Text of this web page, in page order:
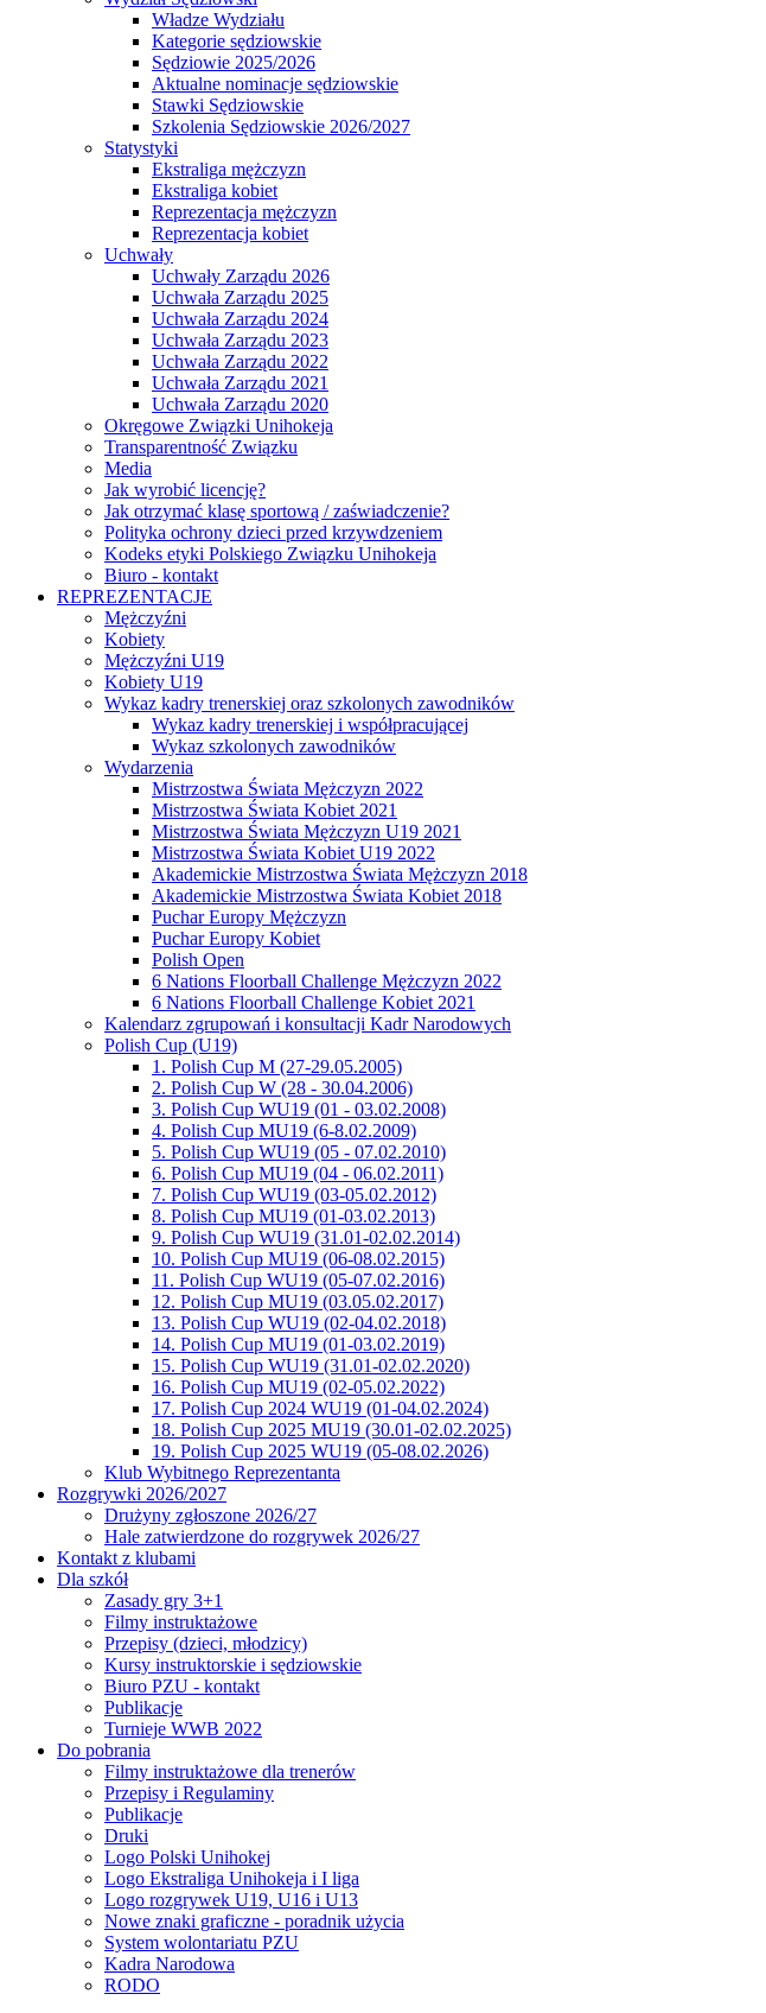
Władze Wydziału
Kategorie sędziowskie
Sędziowie 2025/2026
Aktualne nominacje sędziowskie
Stawki Sędziowskie
Szkolenia Sędziowskie 2026/2027
Statystyki
Ekstraliga mężczyzn
Ekstraliga kobiet
Reprezentacja mężczyzn
Reprezentacja kobiet
Uchwały
Uchwały Zarządu 2026
Uchwała Zarządu 2025
Uchwała Zarządu 2024
Uchwała Zarządu 2023
Uchwała Zarządu 2022
Uchwała Zarządu 2021
Uchwała Zarządu 2020
Okręgowe Związki Unihokeja
Transparentność Związku
Media
Jak wyrobić licencję?
Jak otrzymać klasę sportową / zaświadczenie?
Polityka ochrony dzieci przed krzywdzeniem
Kodeks etyki Polskiego Związku Unihokeja
Biuro - kontakt
REPREZENTACJE
Mężczyźni
Kobiety
Mężczyźni U19
Kobiety U19
Wykaz kadry trenerskiej oraz szkolonych zawodników
Wykaz kadry trenerskiej i współpracującej
Wykaz szkolonych zawodników
Wydarzenia
Mistrzostwa Świata Mężczyzn 2022
Mistrzostwa Świata Kobiet 2021
Mistrzostwa Świata Mężczyzn U19 2021
Mistrzostwa Świata Kobiet U19 2022
Akademickie Mistrzostwa Świata Mężczyzn 2018
Akademickie Mistrzostwa Świata Kobiet 2018
Puchar Europy Mężczyzn
Puchar Europy Kobiet
Polish Open
6 Nations Floorball Challenge Mężczyzn 2022
6 Nations Floorball Challenge Kobiet 2021
Kalendarz zgrupowań i konsultacji Kadr Narodowych
Polish Cup (U19)
1. Polish Cup M (27-29.05.2005)
2. Polish Cup W (28 - 30.04.2006)
3. Polish Cup WU19 (01 - 03.02.2008)
4. Polish Cup MU19 (6-8.02.2009)
5. Polish Cup WU19 (05 - 07.02.2010)
6. Polish Cup MU19 (04 - 06.02.2011)
7. Polish Cup WU19 (03-05.02.2012)
8. Polish Cup MU19 (01-03.02.2013)
9. Polish Cup WU19 (31.01-02.02.2014)
10. Polish Cup MU19 (06-08.02.2015)
11. Polish Cup WU19 (05-07.02.2016)
12. Polish Cup MU19 (03.05.02.2017)
13. Polish Cup WU19 (02-04.02.2018)
14. Polish Cup MU19 (01-03.02.2019)
15. Polish Cup WU19 (31.01-02.02.2020)
16. Polish Cup MU19 (02-05.02.2022)
17. Polish Cup 2024 WU19 (01-04.02.2024)
18. Polish Cup 2025 MU19 (30.01-02.02.2025)
19. Polish Cup 2025 WU19 (05-08.02.2026)
Klub Wybitnego Reprezentanta
Rozgrywki 2026/2027
Drużyny zgłoszone 2026/27
Hale zatwierdzone do rozgrywek 2026/27
Kontakt z klubami
Dla szkół
Zasady gry 3+1
Filmy instruktażowe
Przepisy (dzieci, młodzicy)
Kursy instruktorskie i sędziowskie
Biuro PZU - kontakt
Publikacje
Turnieje WWB 2022
Do pobrania
Filmy instruktażowe dla trenerów
Przepisy i Regulaminy
Publikacje
Druki
Logo Polski Unihokej
Logo Ekstraliga Unihokeja i I liga
Logo rozgrywek U19, U16 i U13
Nowe znaki graficzne - poradnik użycia
System wolontariatu PZU
Kadra Narodowa
RODO